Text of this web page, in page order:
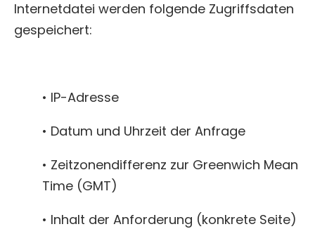
Internetdatei werden folgende Zugriffsdaten
gespeichert:
• IP-Adresse
• Datum und Uhrzeit der Anfrage
• Zeitzonendifferenz zur Greenwich Mean
Time (GMT)
• Inhalt der Anforderung (konkrete Seite)